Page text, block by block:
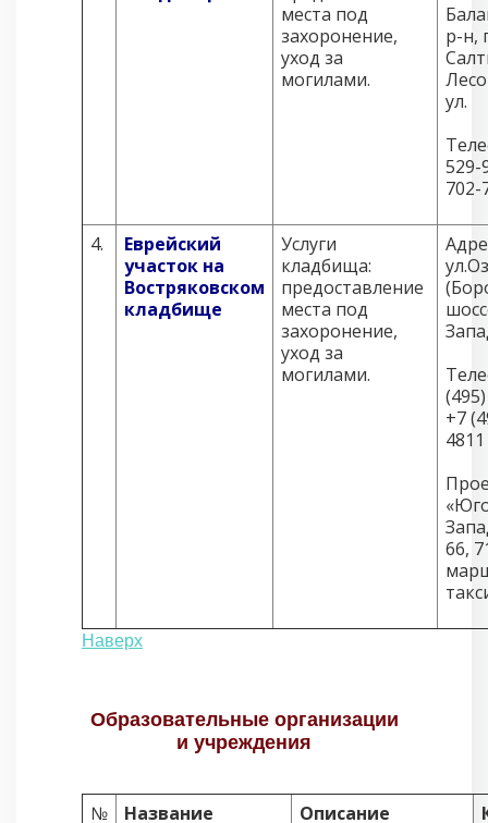
места под
захоронение,
уход за
могилами.
р-н,
ул.
529-
702-
4.
Еврейский
участок на
Востряковском
кладбище
Услуги
кладбища:
предоставление
места под
захоронение,
уход за
могилами.
+7
4811
66,
Наверх
Образовательные организации
и учреждения
№ Название
Описание